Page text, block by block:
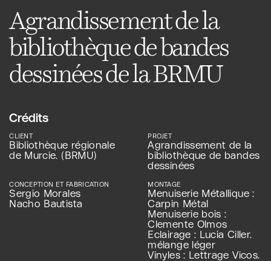
Agrandissement de la
bibliothèque de bandes
dessinées de la BRMU
Crédits
CLIENT
Bibliothèque régionale
de Murcie. (BRMU)
PROJET
Agrandissement de la
bibliothèque de bandes
dessinées
CONCEPTION ET FABRICATION
Sergio Morales
Nacho Bautista
MONTAGE
Menuiserie Métallique :
Carpin Métal
Menuiserie bois :
Clemente Olmos
Eclairage : Lucia Ciller.
mélange léger
Vinyles : Lettrage Vicos.